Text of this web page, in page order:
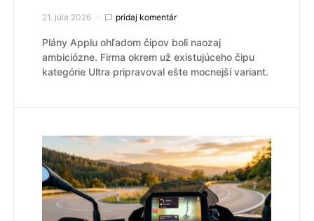
21. júla 2026 pridaj komentár
Plány Applu ohľadom čipov boli naozaj
ambiciózne. Firma okrem už existujúceho čipu
kategórie Ultra pripravoval ešte mocnejší variant.